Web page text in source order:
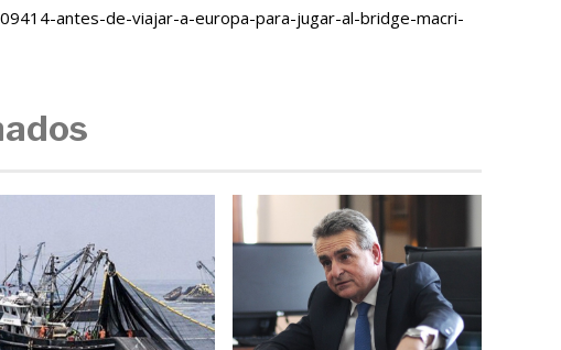
antes-de-viajar-a-europa-para-jugar-al-bridge-macri-